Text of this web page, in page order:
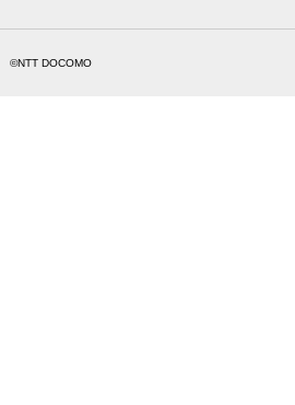
©NTT DOCOMO